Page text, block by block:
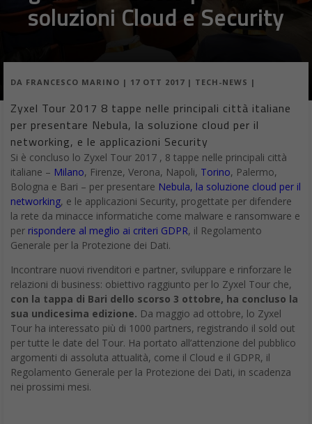
soluzioni Cloud e Security
DA FRANCESCO MARINO | 17 OTT 2017 | TECH-NEWS |
Zyxel Tour 2017 8 tappe nelle principali città italiane
per presentare Nebula, la soluzione cloud per il
networking, e le applicazioni Security
Si è concluso lo Zyxel Tour 2017 , 8 tappe nelle principali città
italiane – Milano, Firenze, Verona, Napoli, Torino, Palermo,
Bologna e Bari – per presentare Nebula, la soluzione cloud per il
networking, e le applicazioni Security, progettate per difendere
la rete da minacce informatiche come malware e ransomware e
per rispondere al meglio ai criteri GDPR, il Regolamento
Generale per la Protezione dei Dati.
Incontrare nuovi rivenditori e partner, sviluppare e rinforzare le
relazioni di business: obiettivo raggiunto per lo Zyxel Tour che,
con la tappa di Bari dello scorso 3 ottobre, ha concluso la
sua undicesima edizione. Da maggio ad ottobre, lo Zyxel
Tour ha interessato più di 1000 partners, registrando il sold out
per tutte le date del Tour. Ha portato all’attenzione del pubblico
argomenti di assoluta attualità, come il Cloud e il GDPR, il
Regolamento Generale per la Protezione dei Dati, in scadenza
nei prossimi mesi.